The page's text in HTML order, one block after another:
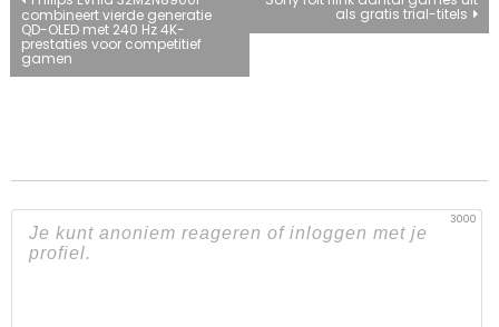
navigatie
combineert vierde generatie
QD-OLED met 240 Hz 4K-
prestaties voor competitief
gamen
als gratis trial-titels
3000